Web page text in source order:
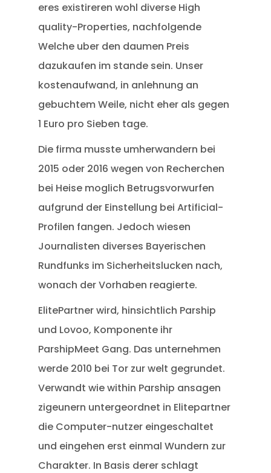
eres existireren wohl diverse High
quality-Properties, nachfolgende
Welche uber den daumen Preis
dazukaufen im stande sein. Unser
kostenaufwand, in anlehnung an
gebuchtem Weile, nicht eher als gegen
1 Euro pro Sieben tage.
Die firma musste umherwandern bei
2015 oder 2016 wegen von Recherchen
bei Heise moglich Betrugsvorwurfen
aufgrund der Einstellung bei Artificial-
Profilen fangen. Jedoch wiesen
Journalisten diverses Bayerischen
Rundfunks im Sicherheitslucken nach,
wonach der Vorhaben reagierte.
ElitePartner wird, hinsichtlich Parship
und Lovoo, Komponente ihr
ParshipMeet Gang. Das unternehmen
werde 2010 bei Tor zur welt gegrundet.
Verwandt wie within Parship ansagen
zigeunern untergeordnet in Elitepartner
die Computer-nutzer eingeschaltet
und eingehen erst einmal Wundern zur
Charakter. In Basis derer schlagt